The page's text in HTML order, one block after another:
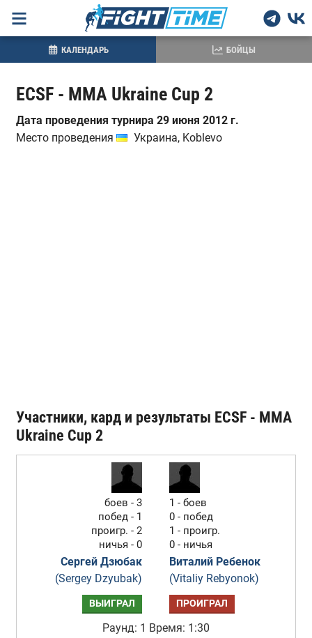
ECSF - MMA Ukraine Cup 2
Дата проведения турнира 29 июня 2012 г.
Место проведения
Украина, Koblevo
Участники, кард и результаты ECSF - MMA
Ukraine Cup 2
боев - 3
побед - 1
проигр. - 2
ничья - 0
Сергей Дзюбак
(Sergey Dzyubak)
1 - боев
0 - побед
1 - проигр.
0 - ничья
Виталий Ребенок
(Vitaliy Rebyonok)
ВЫИГРАЛ ПРОИГРАЛ
Раунд: 1 Время: 1:30
КАЛЕНДАРЬ БОЙЦЫ